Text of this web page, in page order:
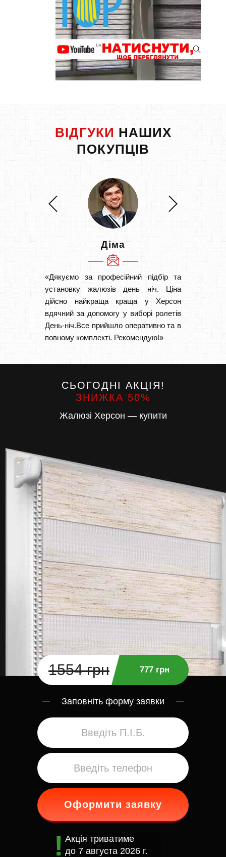
ВІДГУКИ НАШИХ
ПОКУПЦІВ
Діма
«Дякуємо за професійний підбір та
установку жалюзів день ніч. Ціна
дійсно найкраща краща у Херсон
вдячний за допомогу у виборі ролетів
День-ніч.Все прийшло оперативно та в
повному комплекті. Рекомендую!»
СЬОГОДНІ АКЦІЯ!
ЗНИЖКА 50%
Жалюзі Херсон — купити
1554 грн 777 грн
Заповніть форму заявки
Оформити заявку
Акція триватиме
до 7 августа 2026 г.